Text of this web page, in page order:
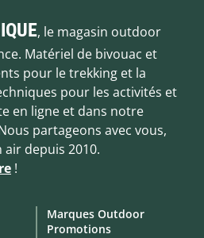
, le magasin outdoor
Matériel de bivouac et
pour le trekking et la
pour les activités et
en ligne et dans notre
partageons avec vous,
depuis 2010.
!
Marques Outdoor
Promotions